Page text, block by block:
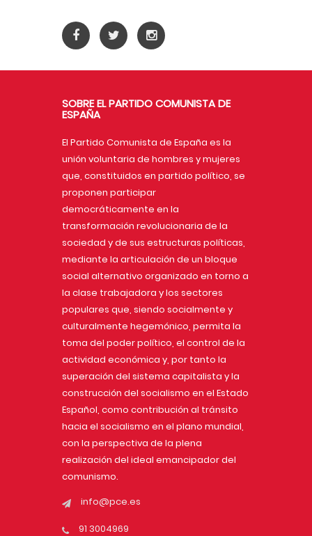
SOBRE EL PARTIDO COMUNISTA DE
ESPAÑA
El Partido Comunista de España es la
unión voluntaria de hombres y mujeres
que, constituidos en partido político, se
proponen participar
democráticamente en la
transformación revolucionaria de la
sociedad y de sus estructuras políticas,
mediante la articulación de un bloque
social alternativo organizado en torno a
la clase trabajadora y los sectores
populares que, siendo socialmente y
culturalmente hegemónico, permita la
toma del poder político, el control de la
actividad económica y, por tanto la
superación del sistema capitalista y la
construcción del socialismo en el Estado
Español, como contribución al tránsito
hacia el socialismo en el plano mundial,
con la perspectiva de la plena
realización del ideal emancipador del
comunismo.
info@pce.es
91 3004969